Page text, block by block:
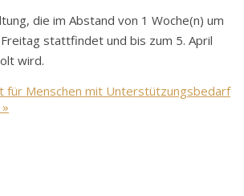
die im Abstand von 1 Woche(n) um
stattfindet und bis zum 5. April
wird.
für Menschen mit Unterstützungsbedarf
»